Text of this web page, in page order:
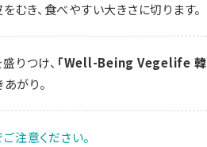
むき、食べやすい大きさに切ります。
りつけ、 「Well-Being Vegelife 韓
がり。
注意ください。